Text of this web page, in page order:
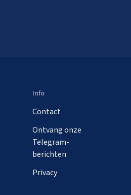
Info
Contact
Ontvang onze
Telegram-
berichten
Privacy